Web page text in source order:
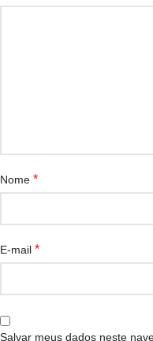
Nome *
E-mail *
Salvar meus dados neste